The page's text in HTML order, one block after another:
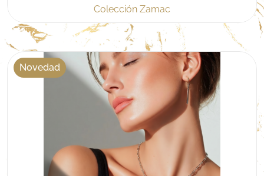
Colección Zamac
Novedad